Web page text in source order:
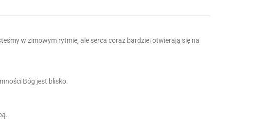
w zimowym rytmie, ale serca coraz bardziej otwierają się na
Bóg jest blisko.